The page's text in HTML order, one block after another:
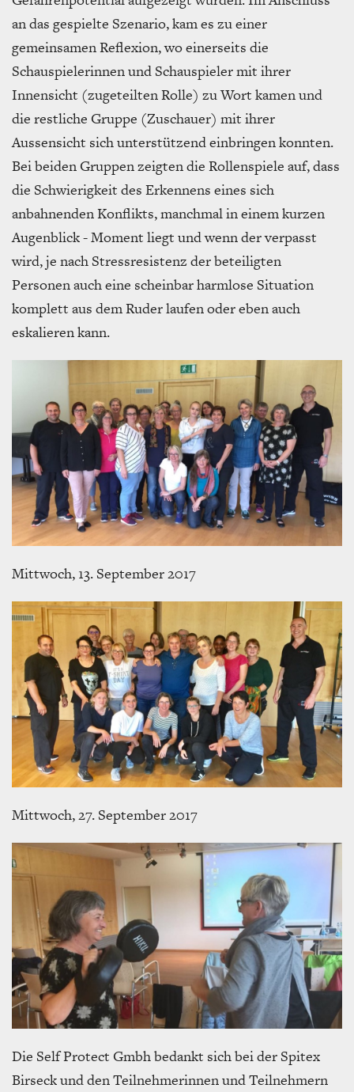
an das gespielte Szenario, kam es zu einer
gemeinsamen Reflexion, wo einerseits die
Schauspielerinnen und Schauspieler mit ihrer
Innensicht (zugeteilten Rolle) zu Wort kamen und
die restliche Gruppe (Zuschauer) mit ihrer
Aussensicht sich unterstützend einbringen konnten.
Bei beiden Gruppen zeigten die Rollenspiele auf, dass
die Schwierigkeit des Erkennens eines sich
anbahnenden Konflikts, manchmal in einem kurzen
Augenblick - Moment liegt und wenn der verpasst
wird, je nach Stressresistenz der beteiligten
Personen auch eine scheinbar harmlose Situation
komplett aus dem Ruder laufen oder eben auch
eskalieren kann.
Mittwoch, 13. September 2017
Mittwoch, 27. September 2017
Die Self Protect Gmbh bedankt sich bei der Spitex
Birseck und den Teilnehmerinnen und Teilnehmern